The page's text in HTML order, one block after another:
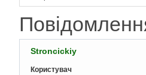
Stroncickiy
Користувач